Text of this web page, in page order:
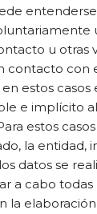
u otras
contacto con
estos
e implícito
estos
la entidad,
datos se
a cabo todas
la